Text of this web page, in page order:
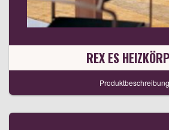
REX ES
Produktbeschreibung